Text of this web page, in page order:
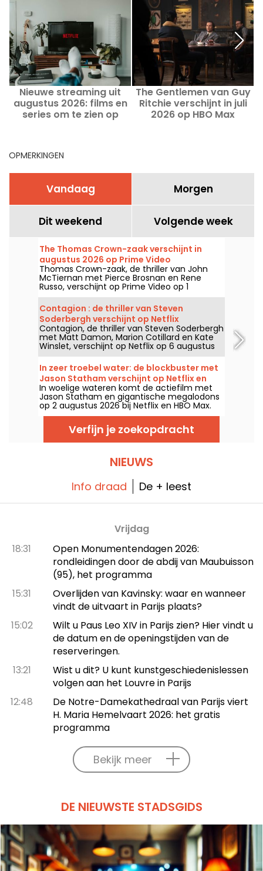
Nieuwe streaming uit
augustus 2026: films en
series om te zien op
The Gentlemen van Guy
Ritchie verschijnt in juli
2026 op HBO Max
OPMERKINGEN
Vandaag Morgen
Dit weekend Volgende week
The Thomas Crown-zaak verschijnt in
augustus 2026 op Prime Video
Thomas Crown-zaak, de thriller van John
McTiernan met Pierce Brosnan en Rene
Russo, verschijnt op Prime Video op 1
augustus 2026.
Contagion : de thriller van Steven
Soderbergh verschijnt op Netflix
Contagion, de thriller van Steven Soderbergh
met Matt Damon, Marion Cotillard en Kate
Winslet, verschijnt op Netflix op 6 augustus
2026.
In zeer troebel water: de blockbuster met
Jason Statham verschijnt op Netflix en
HBO Max
In woelige wateren komt de actiefilm met
Jason Statham en gigantische megalodons
op 2 augustus 2026 bij Netflix en HBO Max.
Verfijn je zoekopdracht
NIEUWS
Info draad De + leest
Vrijdag
18:31
Open Monumentendagen 2026:
rondleidingen door de abdij van Maubuisson
(95), het programma
15:31
Overlijden van Kavinsky: waar en wanneer
vindt de uitvaart in Parijs plaats?
15:02
Wilt u Paus Leo XIV in Parijs zien? Hier vindt u
de datum en de openingstijden van de
reserveringen.
13:21
Wist u dit? U kunt kunstgeschiedenislessen
volgen aan het Louvre in Parijs
12:48
De Notre-Damekathedraal van Parijs viert
H. Maria Hemelvaart 2026: het gratis
programma
Bekijk meer
DE NIEUWSTE STADSGIDS